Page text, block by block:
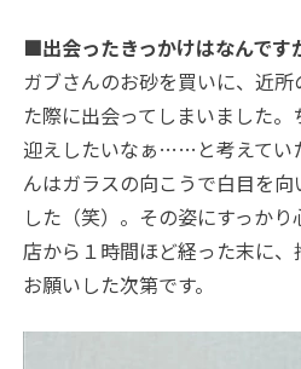
■出会ったきっかけはなんです
ガブさんのお砂を買いに、近
た際に出会ってしまいました
迎えしたいなぁ……と考えてい
んはガラスの向こうで白目を
した（笑）。その姿にすっか
店から１時間ほど経った末に
お願いした次第です。